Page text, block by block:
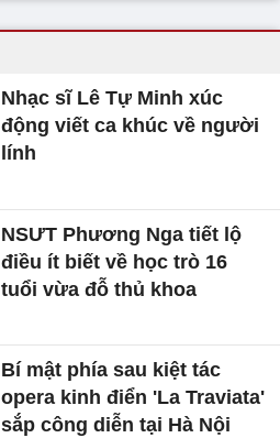
Nhạc sĩ Lê Tự Minh xúc
động viết ca khúc về người
lính
NSƯT Phương Nga tiết lộ
điều ít biết về học trò 16
tuổi vừa đỗ thủ khoa
Bí mật phía sau kiệt tác
opera kinh điển 'La Traviata'
sắp công diễn tại Hà Nội